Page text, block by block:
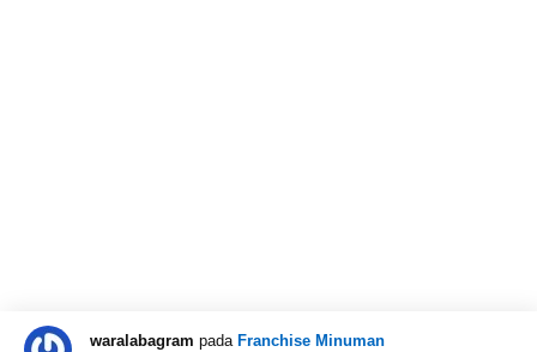
waralabagram pada Franchise Minuman